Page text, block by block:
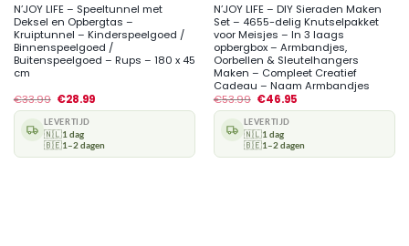
N’JOY LIFE – Speeltunnel met
Deksel en Opbergtas –
Kruiptunnel – Kinderspeelgoed /
Binnenspeelgoed /
Buitenspeelgoed – Rups – 180 x 45
cm
€33.99 €28.99
LEVERTIJD
🇳🇱1 dag
🇧🇪1–2 dagen
N’JOY LIFE – DIY Sieraden Maken
Set – 4655-delig Knutselpakket
voor Meisjes – In 3 laags
opbergbox – Armbandjes,
Oorbellen & Sleutelhangers
Maken – Compleet Creatief
Cadeau – Naam Armbandjes
€53.99 €46.95
LEVERTIJD
🇳🇱1 dag
🇧🇪1–2 dagen